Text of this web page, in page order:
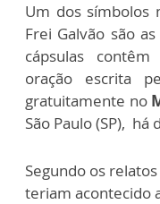
Um dos símbolos
Frei Galvão são
cápsulas
oração escrita
gratuitamente no
São Paulo (SP), há
Segundo os
teriam acontecido